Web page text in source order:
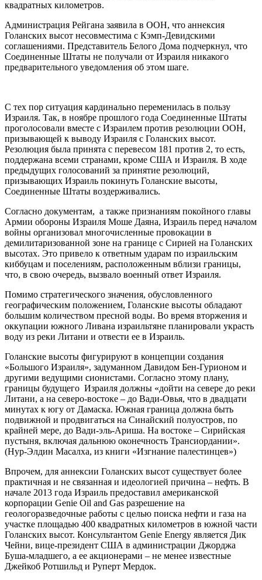
квадратных километров.
Администрация Рейгана заявила в ООН, что аннексия
Голанских высот несовместима с Кэмп-Девидскими
соглашениями. Представитель Белого Дома подчеркнул, что
Соединенные Штаты не получали от Израиля никакого
предварительного уведомления об этом шаге.
С тех пор ситуация кардинально переменилась в пользу
Израиля. Так, в ноябре прошлого года Соединенные Штаты
проголосовали вместе с Израилем против резолюции ООН,
призывающей к выводу Израиля с Голанских высот.
Резолюция была принята с перевесом 181 против 2, то есть,
поддержана всеми странами, кроме США и Израиля. В ходе
предыдущих голосований за принятие резолюций,
призывающих Израиль покинуть Голанские высоты,
Соединенные Штаты воздерживались.
Согласно документам, а также признаниям покойного главы
Армии обороны Израиля Моше Даяна, Израиль перед началом
войны организовал многочисленные провокации в
демилитаризованной зоне на границе с Сирией на Голанских
высотах. Это привело к ответным ударам по израильским
киббуцам и поселениям, расположенным вблизи границы,
что, в свою очередь, вызвало военный ответ Израиля.
Помимо стратегического значения, обусловленного
географическим положением, Голанские высоты обладают
большим количеством пресной воды. Во время вторжения и
оккупации южного Ливана израильтяне планировали украсть
воду из реки Литани и отвести ее в Израиль.
Голанские высоты фигурируют в концепции создания
«Большого Израиля», задуманном Давидом Бен-Гурионом и
другими ведущими сионистами. Согласно этому плану,
границы будущего Израиля должны «дойти на севере до реки
Литани, а на северо-востоке – до Вади-Овья, что в двадцати
минутах к югу от Дамаска. Южная граница должна быть
подвижной и продвигаться на Синайский полуостров, по
крайней мере, до Вади-эль-Ариша. На востоке – Сирийская
пустыня, включая дальнюю оконечность Трансиордании».
(Нур-Элдин Масалха, из книги «Изгнание палестинцев»)
Впрочем, для аннексии Голанских высот существует более
практичная и не связанная и идеологией причина – нефть. В
начале 2013 года Израиль предоставил американской
корпорации Genie Oil and Gas разрешение на
геологоразведочные работы с целью поиска нефти и газа на
участке площадью 400 квадратных километров в южной части
Голанских высот. Консультантом Genie Energy является Дик
Чейни, вице-президент США в администрации Джорджа
Буша-младшего, а ее акционерами – не менее известные
Джейкоб Ротшильд и Руперт Мердок.